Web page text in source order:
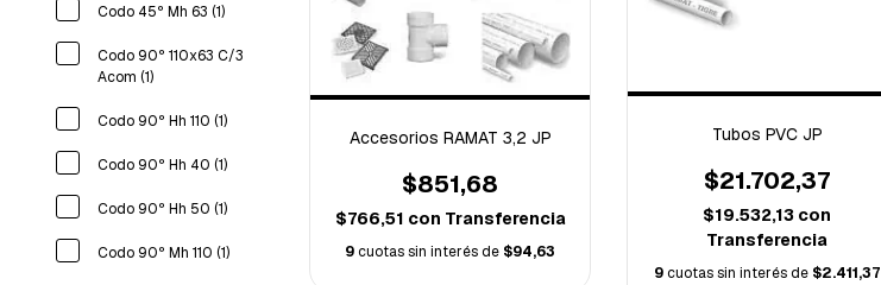
Codo 45º Mh 63 (1)
Codo 90º 110x63 C/3
Acom (1)
Codo 90º Hh 110 (1)
Codo 90º Hh 40 (1)
Codo 90º Hh 50 (1)
Codo 90º Mh 110 (1)
Accesorios RAMAT 3,2 JP
$851,68
$766,51 con Transferencia
9cuotas sin interés de $94,63
Tubos PVC JP
$21.702,37
$19.532,13 con
Transferencia
9 cuotas sin interés de $2.411,37